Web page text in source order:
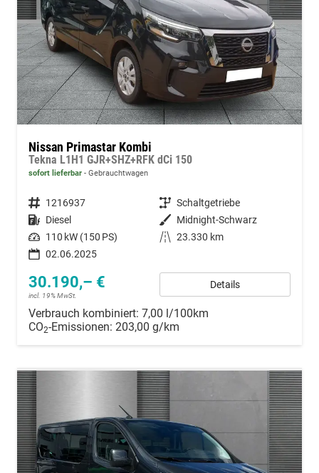
Nissan Primastar Kombi
Tekna L1H1 GJR+SHZ+RFK dCi 150
sofort lieferbar Gebrauchtwagen
Fahrzeugnummer 1216937 Getriebe Schaltgetriebe
Kraftstoff Diesel Außenfarbe Midnight-Schwarz
Leistung 110 kW (150 PS) Kilometerstand 23.330 km
02.06.2025
30.190,– €
incl. 19% MwSt.
Details
Verbrauch kombiniert: 7,00 l/100km
CO2-Emissionen: 203,00 g/km